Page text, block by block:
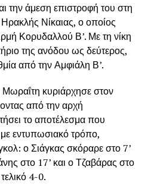
την άμεση επιστροφή του στη
Νίκαιας, ο οποίος
Κορυδαλλού Β’. Με τη νίκη
της ανόδου ως δεύτερος,
από την Αμφιάλη Β’.
κυριάρχησε στον
από την αρχή
το αποτέλεσμα που
με εντυπωσιακό τρόπο,
ο Σιάγκας σκόραρε στο 7’
στο 17’ και ο Τζαβάρας στο
4-0.